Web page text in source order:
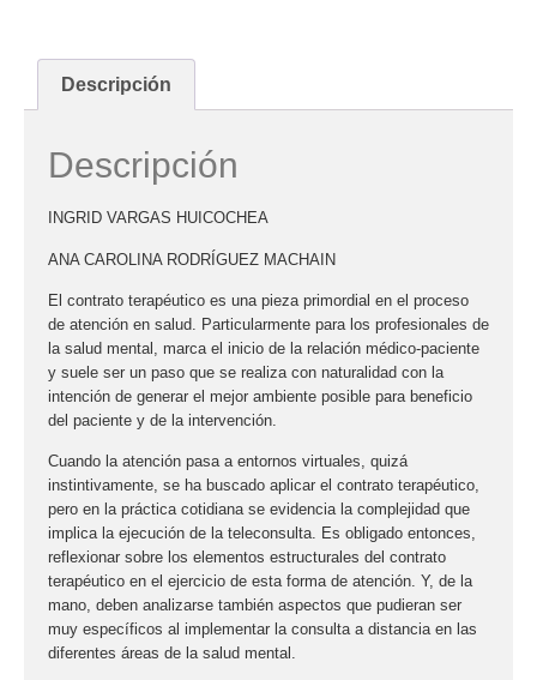
Descripción
Descripción
INGRID VARGAS HUICOCHEA
ANA CAROLINA RODRÍGUEZ MACHAIN
El contrato terapéutico es una pieza primordial en el proceso
de atención en salud. Particularmente para los profesionales de
la salud mental, marca el inicio de la relación médico-paciente
y suele ser un paso que se realiza con naturalidad con la
intención de generar el mejor ambiente posible para beneficio
del paciente y de la intervención.
Cuando la atención pasa a entornos virtuales, quizá
instintivamente, se ha buscado aplicar el contrato terapéutico,
pero en la práctica cotidiana se evidencia la complejidad que
implica la ejecución de la teleconsulta. Es obligado entonces,
reflexionar sobre los elementos estructurales del contrato
terapéutico en el ejercicio de esta forma de atención. Y, de la
mano, deben analizarse también aspectos que pudieran ser
muy específicos al implementar la consulta a distancia en las
diferentes áreas de la salud mental.